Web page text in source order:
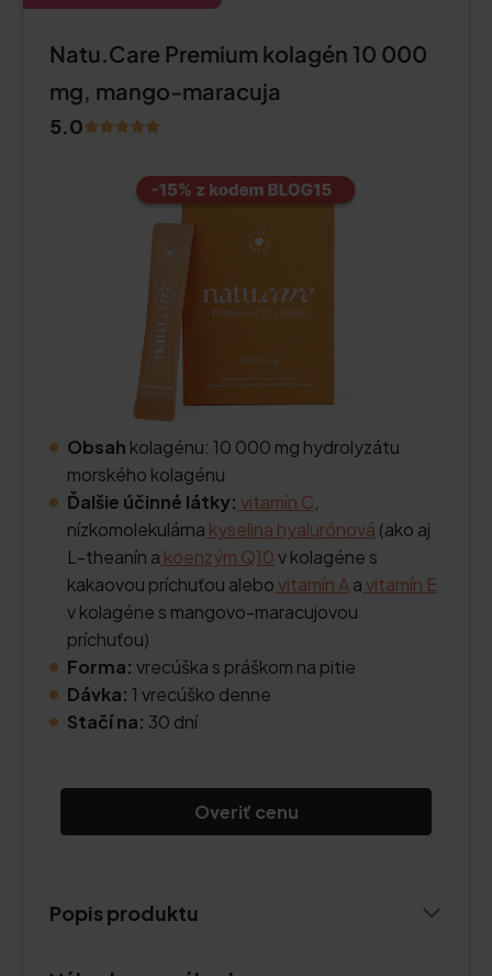
Natu.Care Premium kolagén 10 000
mg, mango-maracuja
5.0
Obsah kolagénu: 10 000 mg hydrolyzátu
morského kolagénu
Ďalšie účinné látky: vitamín C
nízkomolekulárna kyselina hyalurónová (ako aj
L-theanín a koenzým Q10v kolagéne s
kakaovou príchuťou alebovitamín Aavitamín E
v kolagéne s mangovo-maracujovou
príchuťou)
Forma: vrecúška s práškom na pitie
Dávka: 1 vrecúško denne
Stačí na: 30 dní
Overiť cenu
Popis produktu